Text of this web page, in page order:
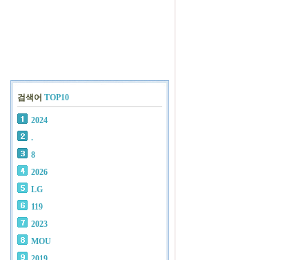
검색어 TOP10
2024
.
8
2026
LG
119
2023
MOU